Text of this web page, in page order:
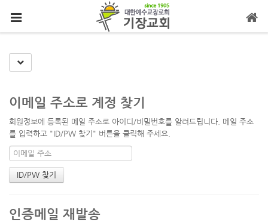
Toggle Dropdown
이메일 주소로 계정 찾기
회원정보에 등록된 메일 주소로 아이디/비밀번호를 알려드립니다. 메일 주소
를 입력하고 "ID/PW 찾기" 버튼을 클릭해 주세요.
인증메일 재발송